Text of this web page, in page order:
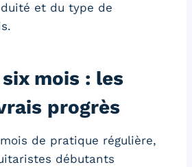
et du type de
mois : les
progrès
de pratique régulière,
débutants